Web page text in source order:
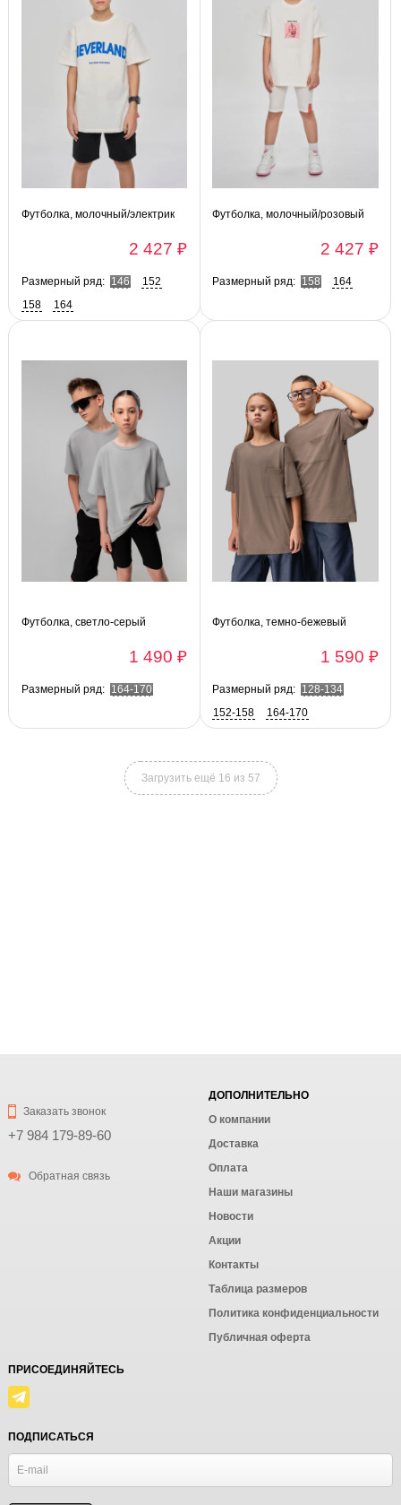
Футболка, молочный/электрик
2 427 ₽
Размерный ряд: 146
152
158
164
Футболка, молочный/розовый
2 427 ₽
Размерный ряд: 158 164
Футболка, светло-серый
1 490 ₽
Размерный ряд: 164-170
Футболка, темно-бежевый
1 590 ₽
Размерный ряд: 128-134
152-158
164-170
Загрузить ещё 16 из 57
Заказать звонок
+7 984 179-89-60
Обратная связь
ДОПОЛНИТЕЛЬНО
О компании
Доставка
Оплата
Наши магазины
Новости
Акции
Контакты
Таблица размеров
Политика конфиденциальности
Публичная оферта
ПРИСОЕДИНЯЙТЕСЬ
ПОДПИСАТЬСЯ